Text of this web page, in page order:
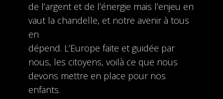
de l’argent et de l’énergie mais l’enjeu en
vaut la chandelle, et notre avenir à tous
en
dépend. L’Europe faite et guidée par
nous, les citoyens, voilà ce que nous
devons mettre en place pour nos
enfants.